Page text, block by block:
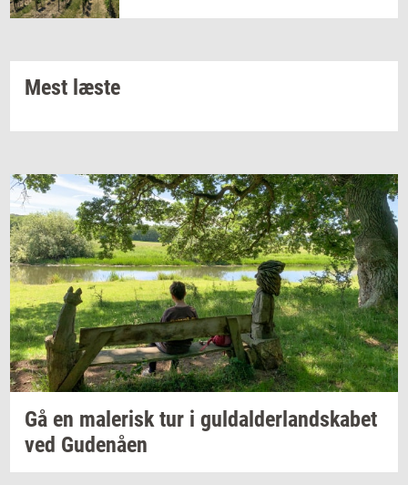
Mest læste
Gå en ma­le­risktur i gul­dal­der­land­ska­bet
ved Gu­denå­en